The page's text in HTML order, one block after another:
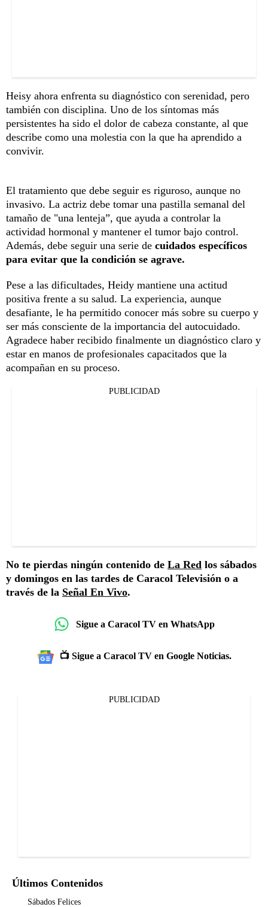
Heisy ahora enfrenta su diagnóstico con serenidad, pero
también con disciplina. Uno de los síntomas más
persistentes ha sido el dolor de cabeza constante, al que
describe como una molestia con la que ha aprendido a
convivir.
El tratamiento que debe seguir es riguroso, aunque no
invasivo. La actriz debe tomar una pastilla semanal del
tamaño de "una lenteja”, que ayuda a controlar la
actividad hormonal y mantener el tumor bajo control.
Además, debe seguir una serie de cuidados específicos
para evitar que la condición se agrave.
Pese a las dificultades, Heidy mantiene una actitud
positiva frente a su salud. La experiencia, aunque
desafiante, le ha permitido conocer más sobre su cuerpo y
ser más consciente de la importancia del autocuidado.
Agradece haber recibido finalmente un diagnóstico claro y
estar en manos de profesionales capacitados que la
acompañan en su proceso.
PUBLICIDAD
No te pierdas ningún contenido de La Red los sábados
y domingos en las tardes de Caracol Televisión o a
través de la Señal En Vivo.
Sigue a Caracol TV en WhatsApp
📺 Sigue a Caracol TV en Google Noticias.
PUBLICIDAD
Últimos Contenidos
Sábados Felices